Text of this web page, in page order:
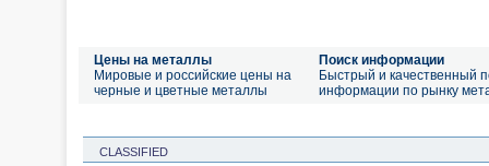
Цены на металлы
Мировые и российские цены на
черные и цветные металлы
Поиск информации
Быстрый и качественный
информации по рынку
CLASSIFIED